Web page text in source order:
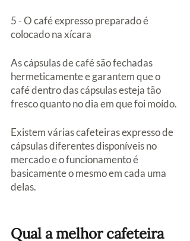
5 - O café expresso preparado é
colocado na xícara
As cápsulas de café são fechadas
hermeticamente e garantem que o
café dentro das cápsulas esteja tão
fresco quanto no dia em que foi moído.
Existem várias cafeteiras expresso de
cápsulas diferentes disponíveis no
mercado e o funcionamento é
basicamente o mesmo em cada uma
delas.
Qual a melhor cafeteira